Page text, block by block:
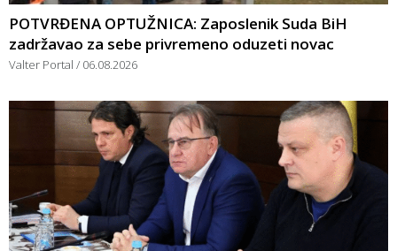
POTVRĐENA OPTUŽNICA: Zaposlenik Suda BiH
zadržavao za sebe privremeno oduzeti novac
Valter Portal 06.08.2026